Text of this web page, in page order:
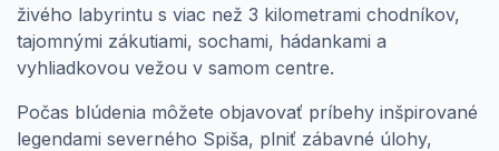
živého labyrintu s viac než 3 kilometrami chodníkov,
tajomnými zákutiami, sochami, hádankami a
vyhliadkovou vežou v samom centre.
Počas blúdenia môžete objavovať príbehy inšpirované
legendami severného Spiša, plniť zábavné úlohy,